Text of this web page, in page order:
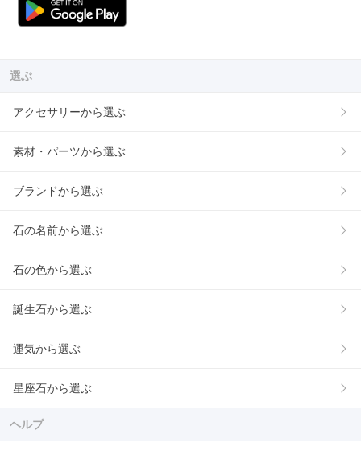
選ぶ
アクセサリーから選ぶ
素材・パーツから選ぶ
ブランドから選ぶ
石の名前から選ぶ
石の色から選ぶ
誕生石から選ぶ
運気から選ぶ
星座石から選ぶ
ヘルプ